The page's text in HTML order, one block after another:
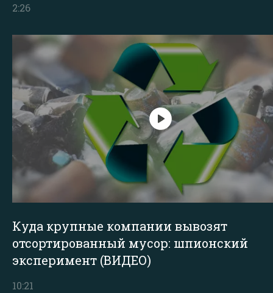
2:26
Куда крупные компании вывозят
отсортированный мусор: шпионский
эксперимент (ВИДЕО)
10:21